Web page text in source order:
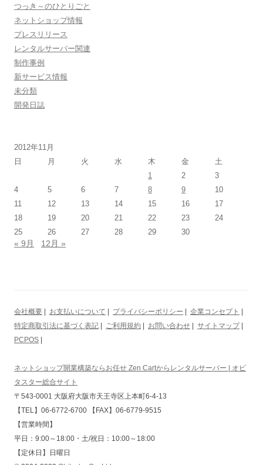
つっき～のひとりごと
ネットショップ情報
プレスリリース
レンタルサーバー関連
制作事例
新サービス情報
未分類
開発日誌
2012年11月
日
月 火 水 木 金
土
1
2
3
4
5 6 7 8 9
10
11
12 13 14 15 16
17
18
19 20 21 22 23
24
25
26 27 28 29 30
« 9月 12月 »
会社概要 お支払いについて プライバシーポリシー 企業コンセプト
特定商取引法に基づく表記
ご利用規約 お問い合わせ サイトマップ|
PCPOS
ネットショップ開業構築ならお任せ Zen Cartからレンタルサーバー | オビ
タスター総合サイト
〒543-0001 大阪府大阪市天王寺区上本町6-4-13
【TEL】06-6772-6700 【FAX】06-6779-9515
【営業時間】
平日：9:00～18:00・土/祝日：10:00～18:00
【定休日】日曜日